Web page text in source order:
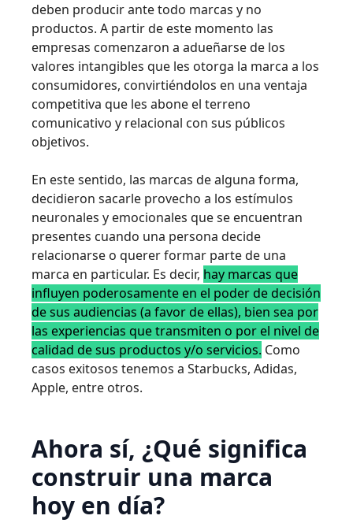
deben producir ante todo marcas y no
productos. A partir de este momento las
empresas comenzaron a adueñarse de los
valores intangibles que les otorga la marca a los
consumidores, convirtiéndolos en una ventaja
competitiva que les abone el terreno
comunicativo y relacional con sus públicos
objetivos.
En este sentido, las marcas de alguna forma,
decidieron sacarle provecho a los estímulos
neuronales y emocionales que se encuentran
presentes cuando una persona decide
relacionarse o querer formar parte de una
marca en particular. Es decir, hay marcas que
influyen poderosamente en el poder de decisión
de sus audiencias (a favor de ellas), bien sea por
las experiencias que transmiten o por el nivel de
calidad de sus productos y/o servicios. Como
casos exitosos tenemos a Starbucks, Adidas,
Apple, entre otros.
Ahora sí, ¿Qué significa
construir una marca
hoy en día?